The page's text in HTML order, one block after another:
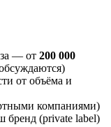
— от 200 000
от объёма и
компаниями)
бренд (private label)